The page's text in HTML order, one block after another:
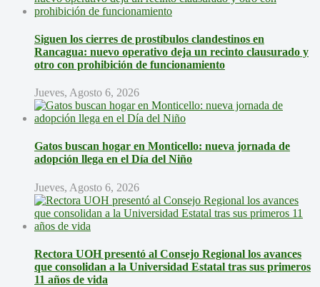
Siguen los cierres de prostíbulos clandestinos en
Rancagua: nuevo operativo deja un recinto clausurado y
otro con prohibición de funcionamiento
Jueves, Agosto 6, 2026
Gatos buscan hogar en Monticello: nueva jornada de
adopción llega en el Día del Niño
Jueves, Agosto 6, 2026
Rectora UOH presentó al Consejo Regional los avances
que consolidan a la Universidad Estatal tras sus primeros
11 años de vida